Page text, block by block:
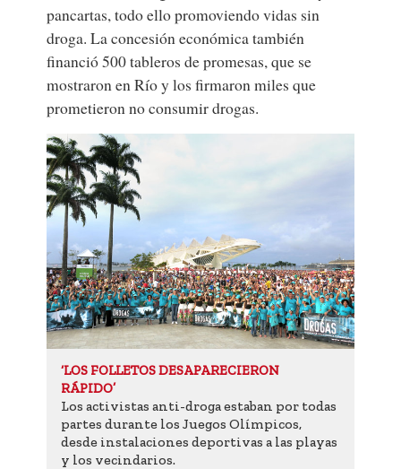
pancartas, todo ello promoviendo vidas sin
droga. La concesión económica también
financió 500 tableros de promesas, que se
mostraron en Río y los firmaron miles que
prometieron no consumir drogas.
‘LOS FOLLETOS DESAPARECIERON
RÁPIDO’
Los activistas anti-droga estaban por todas
partes durante los Juegos Olímpicos,
desde instalaciones deportivas a las playas
y los vecindarios.